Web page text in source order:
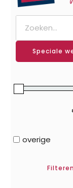
Speciale
overige
Filteren